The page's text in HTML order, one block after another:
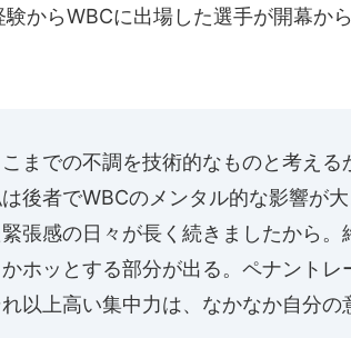
験からWBCに出場した選手が開幕か
こまでの不調を技術的なものと考え
後者でWBCのメンタル的な影響が
緊張感の日々が長く続きましたから
ホッとする部分が出る。ペナント
以上高い集中力は、なかなか自分